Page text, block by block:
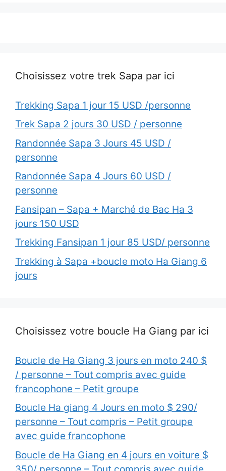
Choisissez votre trek Sapa par ici
Trekking Sapa 1 jour 15 USD /personne
Trek Sapa 2 jours 30 USD / personne
Randonnée Sapa 3 Jours 45 USD /
personne
Randonnée Sapa 4 Jours 60 USD /
personne
Fansipan – Sapa + Marché de Bac Ha 3
jours 150 USD
Trekking Fansipan 1 jour 85 USD/ personne
Trekking à Sapa +boucle moto Ha Giang 6
jours
Choisissez votre boucle Ha Giang par ici
Boucle de Ha Giang 3 jours en moto 240 $
/ personne – Tout compris avec guide
francophone – Petit groupe
Boucle Ha giang 4 Jours en moto $ 290/
personne – Tout compris – Petit groupe
avec guide francophone
Boucle de Ha Giang en 4 jours en voiture $